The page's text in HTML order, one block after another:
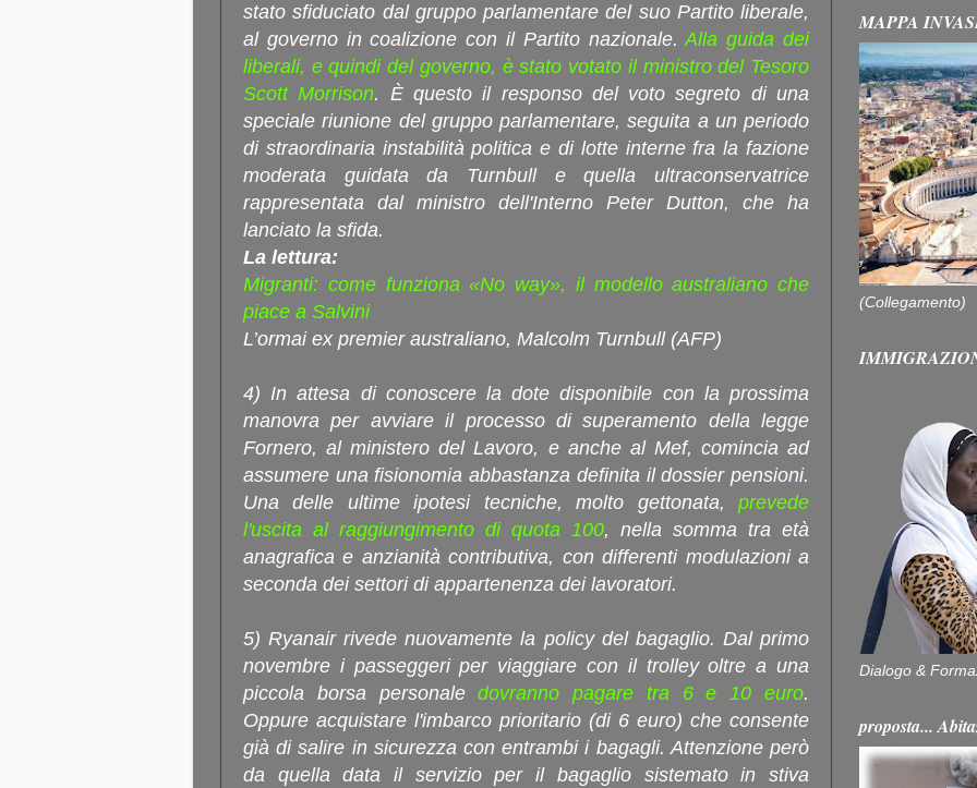
stato sfiduciato dal gruppo parlamentare del suo Partito liberale,
al governo in coalizione con il Partito nazionale.Alla guida dei
liberali, e quindi del governo, è stato votato il ministro del Tesoro
Scott Morrison. È questo il responso del voto segreto di una
speciale riunione del gruppo parlamentare, seguita a un periodo
di straordinaria instabilità politica e di lotte interne fra la fazione
moderata guidata da Turnbull e quella ultraconservatrice
rappresentata dal ministro dell'Interno Peter Dutton, che ha
lanciato la sfida.
La lettura:
Migranti: come funziona «No way», il modello australiano che
piace a Salvini
L’ormai ex premier australiano, Malcolm Turnbull (AFP)
4) In attesa di conoscere la dote disponibile con la prossima
manovra per avviare il processo di superamento della legge
Fornero, al ministero del Lavoro, e anche al Mef, comincia ad
assumere una fisionomia abbastanza definita il dossier pensioni.
Una delle ultime ipotesi tecniche, molto gettonata, prevede
l'uscita al raggiungimento di quota 100, nella somma tra età
anagrafica e anzianità contributiva, con differenti modulazioni a
seconda dei settori di appartenenza dei lavoratori.
5) Ryanair rivede nuovamente la policy del bagaglio. Dal primo
novembre i passeggeri per viaggiare con il trolley oltre a una
piccola borsa personaledovranno pagare tra 6 e 10 euro.
Oppure acquistare l'imbarco prioritario (di 6 euro) che consente
già di salire in sicurezza con entrambi i bagagli. Attenzione però
da quella data il servizio per il bagaglio sistemato in stiva
MAPPA
(Collegamento)
Dialogo &
proposta...